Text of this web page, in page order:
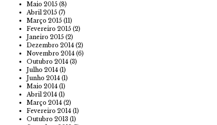
Maio 2015 (8)
Abril 2015 (7)
Março 2015 (11)
Fevereiro 2015 (2)
Janeiro 2015 (2)
Dezembro 2014 (2)
Novembro 2014 (6)
Outubro 2014 (3)
Julho 2014 (1)
Junho 2014 (1)
Maio 2014 (1)
Abril 2014 (1)
Março 2014 (2)
Fevereiro 2014 (1)
Outubro 2013 (1)